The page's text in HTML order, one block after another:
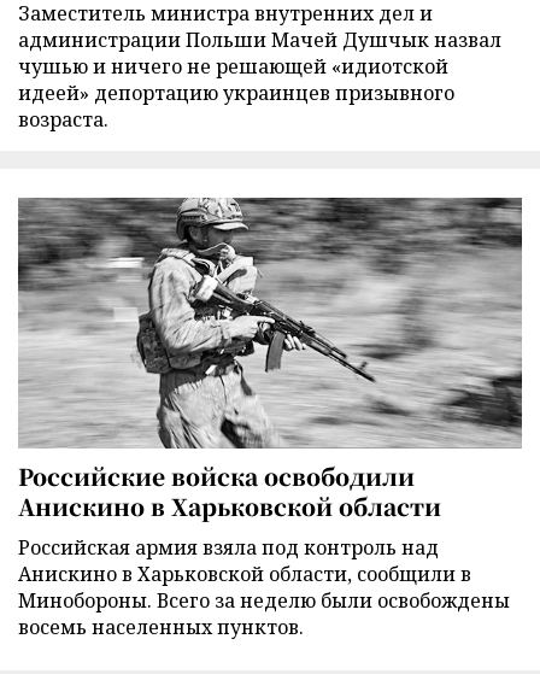
Заместитель министра внутренних дел и
администрации Польши Мачей Душчык назвал
чушью и ничего не решающей «идиотской
идеей» депортацию украинцев призывного
возраста.
Российские войска освободили
Анискино в Харьковской области
Российская армия взяла под контроль над
Анискино в Харьковской области, сообщили в
Минобороны. Всего за неделю были освобождены
восемь населенных пунктов.